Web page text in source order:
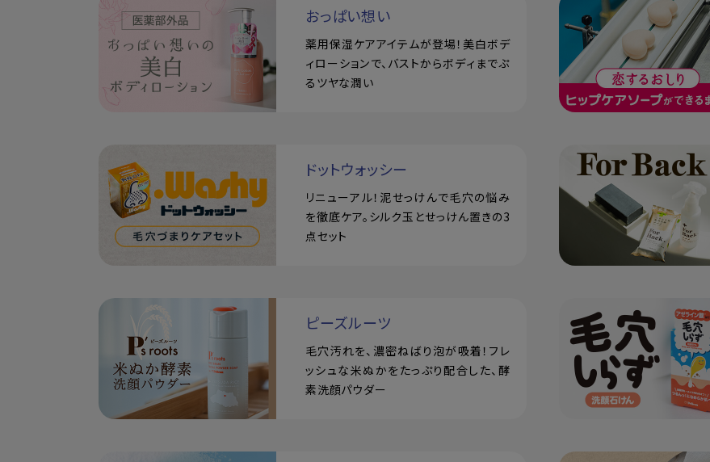
おっぱい想い
薬用保湿ケアアイテムが登場！美白ボデ
ィローションで、バストからボディまでぷ
るツヤな潤い
ドットウォッシー
リニューアル！泥せっけんで毛穴の悩み
を徹底ケア。シルク玉とせっけん置きの3
点セット
ピーズルーツ
毛穴汚れを、濃密ねばり泡が吸着！フレ
ッシュな米ぬかをたっぷり配合した、酵
素洗顔パウダー